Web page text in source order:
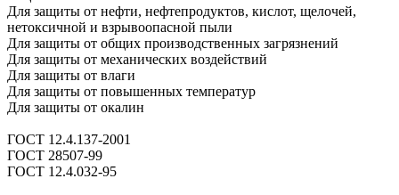
Для защиты от нефти, нефтепродуктов, кислот, щелочей,
нетоксичной и взрывоопасной пыли
Для защиты от общих производственных загрязнений
Для защиты от механических воздействий
Для защиты от влаги
Для защиты от повышенных температур
Для защиты от окалин
ГОСТ 12.4.137-2001
ГОСТ 28507-99
ГОСТ 12.4.032-95